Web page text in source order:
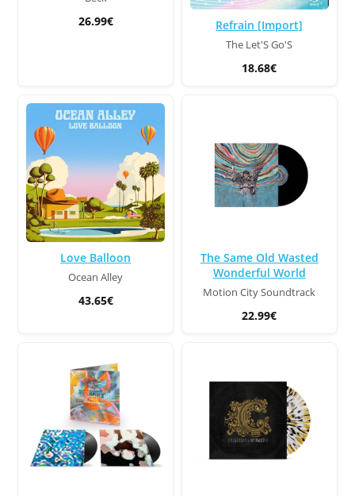
26.99€ Refrain [Import]
The Let'S Go'S
18.68€
Love Balloon
Ocean Alley
43.65€
The Same Old Wasted
Wonderful World
Motion City Soundtrack
22.99€